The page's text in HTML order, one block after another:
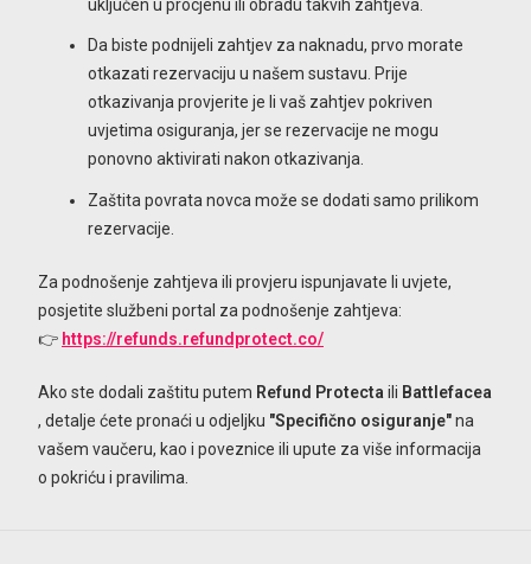
uključen u procjenu ili obradu takvih zahtjeva.
Da biste podnijeli zahtjev za naknadu, prvo morate
otkazati rezervaciju u našem sustavu. Prije
otkazivanja provjerite je li vaš zahtjev pokriven
uvjetima osiguranja, jer se rezervacije ne mogu
ponovno aktivirati nakon otkazivanja.
Zaštita povrata novca može se dodati samo prilikom
rezervacije.
Za podnošenje zahtjeva ili provjeru ispunjavate li uvjete,
posjetite službeni portal za podnošenje zahtjeva:
👉 https://refunds.refundprotect.co/
Ako ste dodali zaštitu putem Refund Protecta ili Battlefacea
, detalje ćete pronaći u odjeljku "Specifično osiguranje"na
vašem vaučeru, kao i poveznice ili upute za više informacija
o pokriću i pravilima.